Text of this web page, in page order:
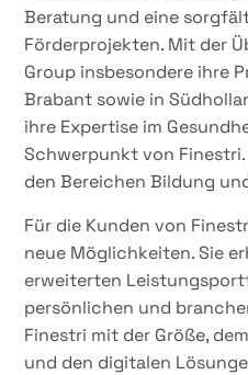
Beratung und eine
Förderprojekten. Mit der
Group insbesondere ihre
Brabant sowie in
ihre Expertise im
Schwerpunkt von
den Bereichen Bildung
Für die Kunden von
neue Möglichkeiten. Sie
erweiterten
persönlichen und
Finestri mit der Größe,
und den digitalen